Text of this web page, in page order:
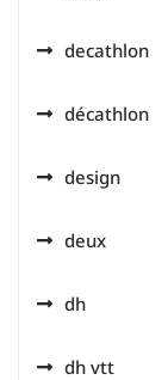
decathlon
décathlon
design
deux
dh
dh vtt